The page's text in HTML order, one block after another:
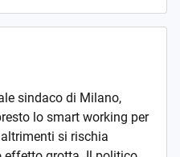
sindaco di Milano,
lo smart working per
si rischia